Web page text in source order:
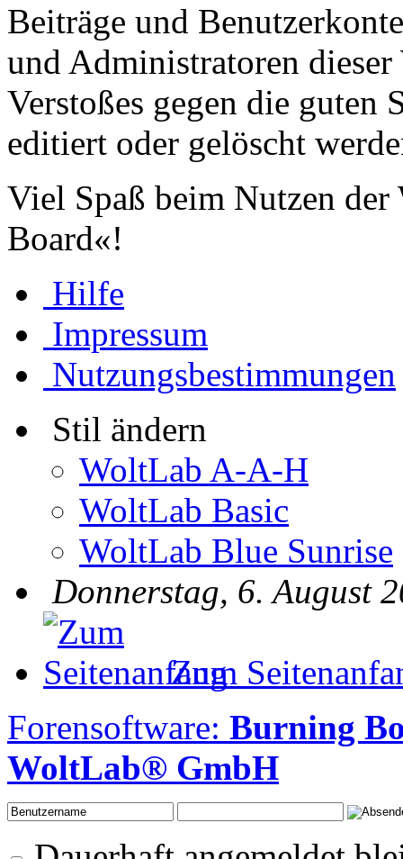
Beiträge und
und Administratoren dieser
Verstoßes gegen die guten
editiert oder gelöscht
Viel Spaß beim Nutzen
Board«!
Hilfe
Impressum
Nutzungsbestimmungen
Stil ändern
WoltLab A-A-H
WoltLab Basic
WoltLab Blue Sunrise
Donnerstag, 6. August
Zum
Forensoftware: Burning
WoltLab® GmbH